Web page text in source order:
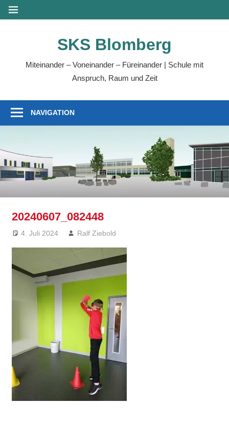
Zum
Inhalt
MENÜ
SKS Blomberg
Miteinander – Voneinander – Füreinander | Schule mit
Anspruch, Raum und Zeit
NAVIGATION
20240607_082448
4. Juli 2024 Ralf Ziebold